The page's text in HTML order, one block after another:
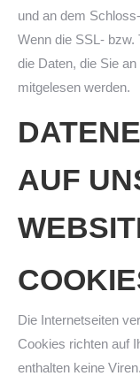
und an dem
Wenn die SSL-
die Daten, die Sie
mitgelesen werden.
AUF
Die Internetseiten
Cookies richten auf
enthalten keine